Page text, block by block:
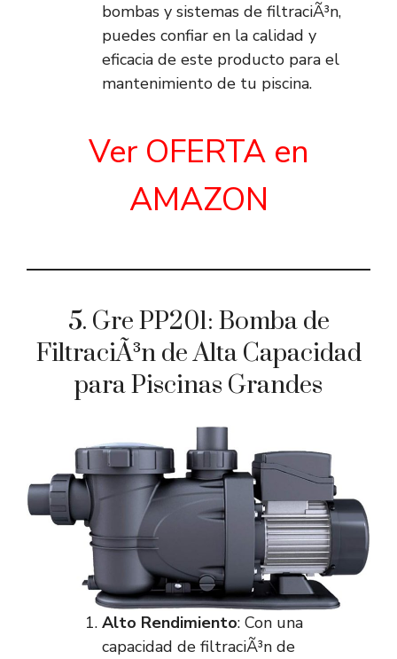
bombas y sistemas de filtraciÃ³n,
puedes confiar en la calidad y
eficacia de este producto para el
mantenimiento de tu piscina.
Ver OFERTA en
AMAZON
5. Gre PP201: Bomba de
FiltraciÃ³n de Alta Capacidad
para Piscinas Grandes
Alto Rendimiento: Con una
capacidad de filtraciÃ³n de